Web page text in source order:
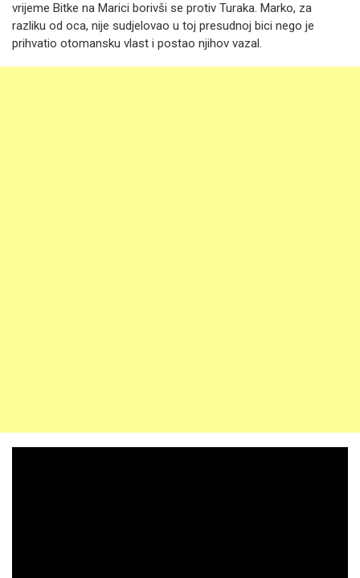
vrijeme Bitke na Marici borivši se protiv Turaka. Marko, za
razliku od oca, nije sudjelovao u toj presudnoj bici nego je
prihvatio otomansku vlast i postao njihov vazal.